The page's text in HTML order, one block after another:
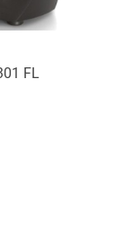
FL